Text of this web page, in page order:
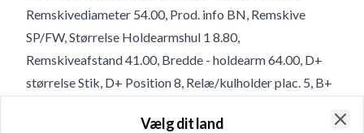
Remskivediameter 54.00, Prod. info BN, Remskive
SP/FW, Størrelse Holdearmshul 1 8.80,
Remskiveafstand 41.00, Bredde - holdearm 64.00, D+
størrelse Stik, D+ Position 8, Relæ/kulholder plac. 5, B+
Vælg dit land